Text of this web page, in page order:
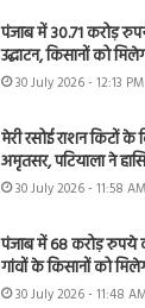
पंजाब में 30.71 करोड़
उद्घाटन, किसानों को
30 July 2026 - 12:13 PM
मेरी रसोई राशन किटों
अमृतसर, पटियाला ने
30 July 2026 - 11:58 AM
पंजाब में 68 करोड़ रुपये
गांवों के किसानों को
30 July 2026 - 11:48